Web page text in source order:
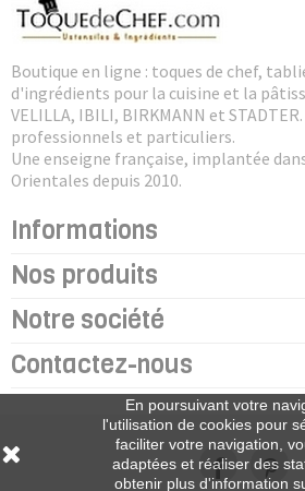
Boutique en ligne : toques de chef,
d'ingrédients pour la cuisine et la
VELILLA, IBILI, BIRKMANN et
professionnels et particuliers.
Une enseigne française, implantée
Orientales depuis 2010.
Informations
Nos produits
Notre société
Contactez-nous
En poursuivant votre
l'utilisation de cookies pour
faciliter votre navigation,
adaptées et réaliser des
obtenir plus d'information